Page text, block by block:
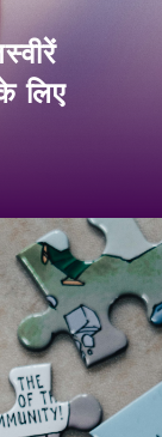
लिए